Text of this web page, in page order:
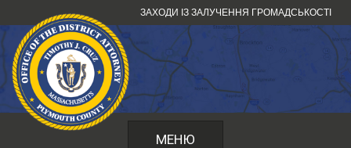
до
змісту
ЗАХОДИ ІЗ ЗАЛУЧЕННЯ ГРОМАДСЬКОСТІ
МЕНЮ